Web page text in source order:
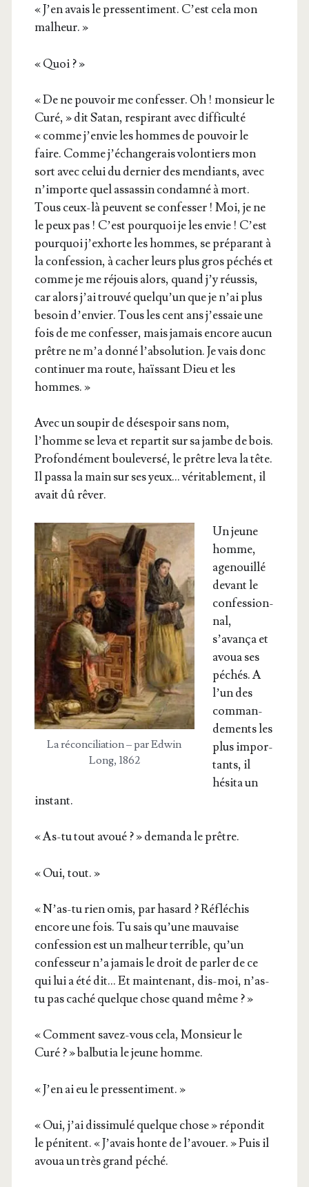
« J’en avais le pres­sen­ti­ment. C’est cela mon
malheur. »
« Quoi ? »
« De ne pou­voir me confes­ser. Oh ! mon­sieur le
Curé, » dit Satan, res­pi­rant avec dif­fi­cul­té
« comme j’envie les hommes de pou­voir le
faire. Comme j’échangerais volon­tiers mon
sort avec celui du der­nier des men­diants, avec
n’importe quel assas­sin condam­né à mort.
Tous ceux-là peuvent se confes­ser ! Moi, je ne
le peux pas ! C’est pour­quoi je les envie ! C’est
pour­quoi j’exhorte les hommes, se pré­pa­rant à
la confes­sion, à cacher leurs plus gros péchés et
comme je me réjouis alors, quand j’y réus­sis,
car alors j’ai trou­vé quelqu’un que je n’ai plus
besoin d’envier. Tous les cent ans j’essaie une
fois de me confes­ser, mais jamais encore aucun
prêtre ne m’a don­né l’absolution. Je vais donc
conti­nuer ma route, haïs­sant Dieu et les
hommes. »
Avec un sou­pir de déses­poir sans nom,
l’homme se leva et repar­tit sur sa jambe de bois.
Pro­fon­dé­ment bou­le­ver­sé, le prêtre leva la tête.
Il pas­sa la main sur ses yeux… véri­ta­ble­ment, il
avait dû rêver.
La récon­ci­lia­tion – par Edwin
Long, 1862
Un jeune
homme,
age­nouillé
devant le
confes­sion­
nal,
s’avança et
avoua ses
péchés. A
l’un des
com­man­
de­ments les
plus impor­
tants, il
hési­ta un
instant.
« As-tu tout avoué ? » deman­da le prêtre.
« Oui, tout. »
« N’as-tu rien omis, par hasard ? Réflé­chis
encore une fois. Tu sais qu’une mau­vaise
confes­sion est un mal­heur ter­rible, qu’un
confes­seur n’a jamais le droit de par­ler de ce
qui lui a été dit… Et main­te­nant, dis-moi, n’as-
tu pas caché quelque chose quand même ? »
« Com­ment savez-vous cela, Mon­sieur le
Curé ? » bal­bu­tia le jeune homme.
« J’en ai eu le pressentiment. »
« Oui, j’ai dis­si­mu­lé quelque chose » répon­dit
le péni­tent. « J’avais honte de l’avouer. » Puis il
avoua un très grand péché.